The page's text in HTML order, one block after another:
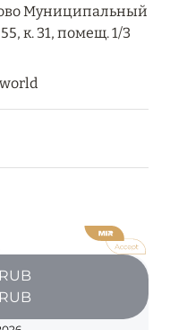
Муниципальный
к. 31, помещ. 1/3